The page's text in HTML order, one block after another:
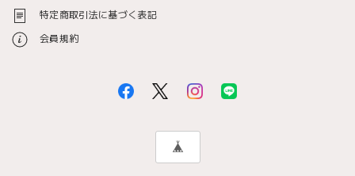
特定商取引法に基づく表記
会員規約